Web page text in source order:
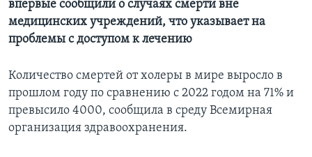
впервые сообщили о случаях смерти вне
медицинских учреждений, что указывает на
проблемы с доступом к лечению
Количество смертей от холеры в мире выросло в
прошлом году по сравнению с 2022 годом на 71% и
превысило 4000, сообщила в среду Всемирная
организация здравоохранения.